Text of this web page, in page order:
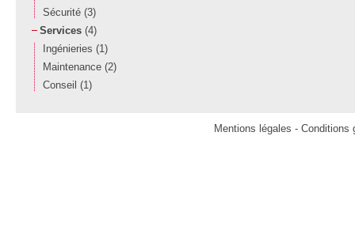
Sécurité (3)
Services (4)
Ingénieries (1)
Maintenance (2)
Conseil (1)
Mentions légales - Conditions